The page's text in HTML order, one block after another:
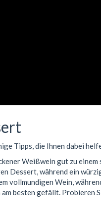
Tipps, die Ihnen dabei
Weißwein gut zu
Dessert, während ein
vollmundigen Wein,
besten gefällt. Probieren